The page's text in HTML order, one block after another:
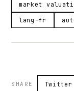
market
lang-fr
SHARE Twitter